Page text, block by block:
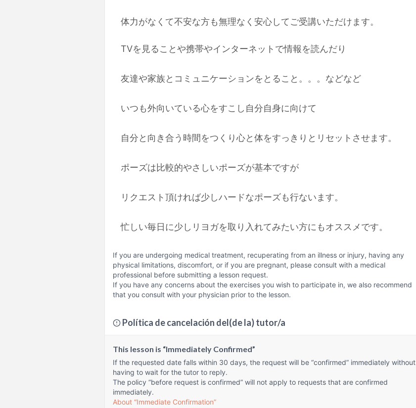
体力がなくて不安な方も無理なく安心してご受講いただけます。
TVを見ることや携帯やインターネットで情報を読んだり
友達や家族とコミュニケーションをとること。。。などなど
いつも外向いている心をすこし自分自身に向けて
自分と向き合う時間をつくり心と体をすっきりとリセットさせます。
ポーズは比較的やさしいポーズが基本ですが
リクエスト頂ければ少しハードなポーズも行ないます。
忙しい毎日に少しリヨガを取り入れてみたい方にもオススメです。
If you are undergoing medical treatment, recuperating from an illness or injury, having any
physical limitations, discomfort, or if you are pregnant, please consult with a medical
professional before submitting a lesson request.
If you have any concerns about the exercises you wish to participate in, we also recommend
that you consult with your physician prior to the lesson.
Política de cancelación del(de la) tutor/a
This lesson is “Immediately Confirmed”
If the requested date falls within 30 days, the request will be “confirmed” immediately without
having to wait for the tutor to reply.
The policy “before request is confirmed” will not apply to requests that are confirmed
immediately.
About “Immediate Confirmation”